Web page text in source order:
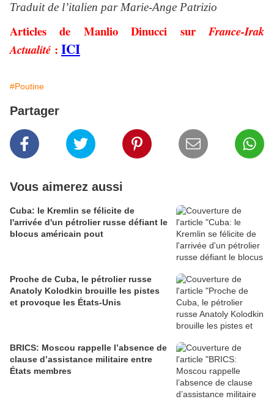
Traduit de l’italien par Marie-Ange Patrizio
Articles de Manlio Dinucci surFrance-Irak
Actualité : ICI
#Poutine
Partager
Vous aimerez aussi
Cuba: le Kremlin se félicite de
l'arrivée d'un pétrolier russe défiant le
blocus américain pout
Proche de Cuba, le pétrolier russe
Anatoly Kolodkin brouille les pistes
et provoque les États-Unis
BRICS: Moscou rappelle l’absence de
clause d’assistance militaire entre
États membres